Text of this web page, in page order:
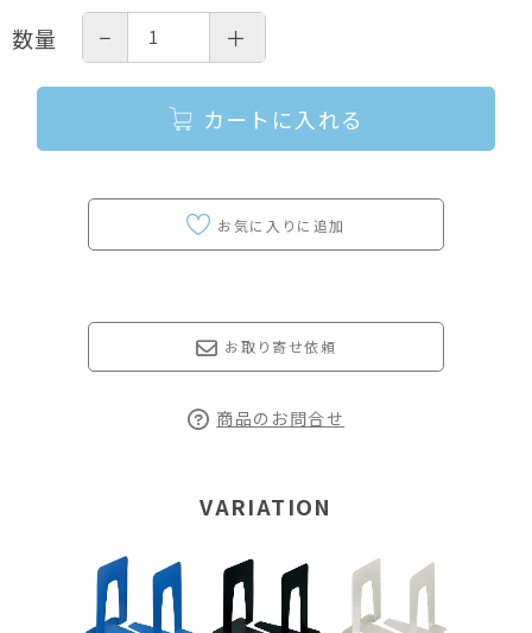
数量 − ＋
カートに入れる
お取り寄せ依頼
商品のお問合せ
VARIATION